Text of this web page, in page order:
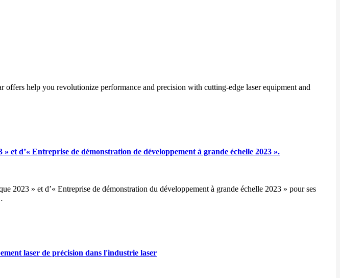
help you revolutionize performance and precision with cutting-edge laser equipment and
d’« Entreprise de démonstration de développement à grande échelle 2023 ».
2023 » et d’« Entreprise de démonstration du développement à grande échelle 2023 » pour ses
laser de précision dans l'industrie laser